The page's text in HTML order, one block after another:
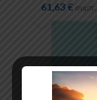
61,63€